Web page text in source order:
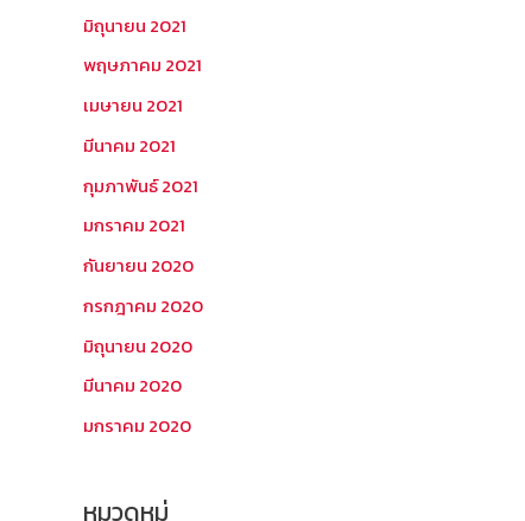
มิถุนายน 2021
พฤษภาคม 2021
เมษายน 2021
มีนาคม 2021
กุมภาพันธ์ 2021
มกราคม 2021
กันยายน 2020
กรกฎาคม 2020
มิถุนายน 2020
มีนาคม 2020
มกราคม 2020
หมวดหมู่